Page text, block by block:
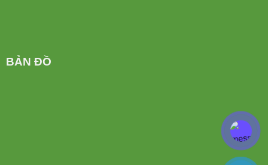
BẢN ĐỒ